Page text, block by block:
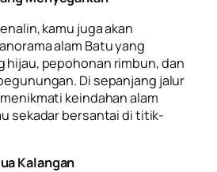
kamu juga akan
alam Batu yang
hijau, pepohonan rimbun, dan
Di sepanjang jalur
keindahan alam
sekadar bersantai di titik-
Kalangan